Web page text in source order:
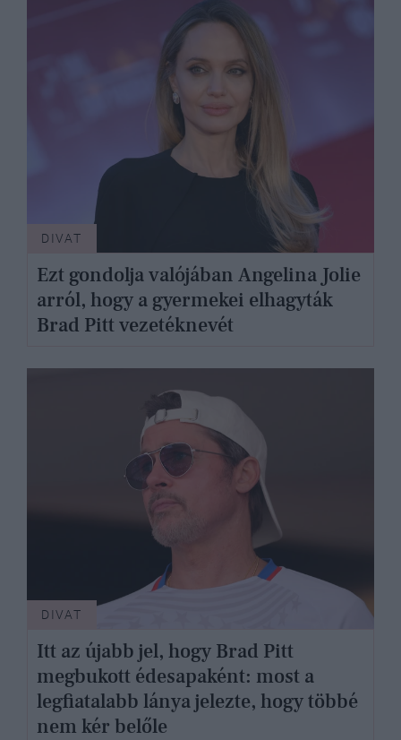
DIVAT
Ezt gondolja valójában Angelina Jolie
arról, hogy a gyermekei elhagyták
Brad Pitt vezetéknevét
DIVAT
Itt az újabb jel, hogy Brad Pitt
megbukott édesapaként: most a
legfiatalabb lánya jelezte, hogy többé
nem kér belőle